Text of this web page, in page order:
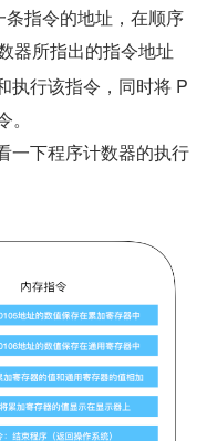
指令的地址，在顺序
器所指出的指令地址
执行该指令，同时将 P
一下程序计数器的执行